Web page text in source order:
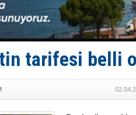
‘14.
Taksi
TÜRKLİM
SOCAR da
Dünyanın
tarifesi belli